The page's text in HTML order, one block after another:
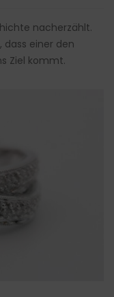
nacherzählt.
dass einer den
Ziel kommt.